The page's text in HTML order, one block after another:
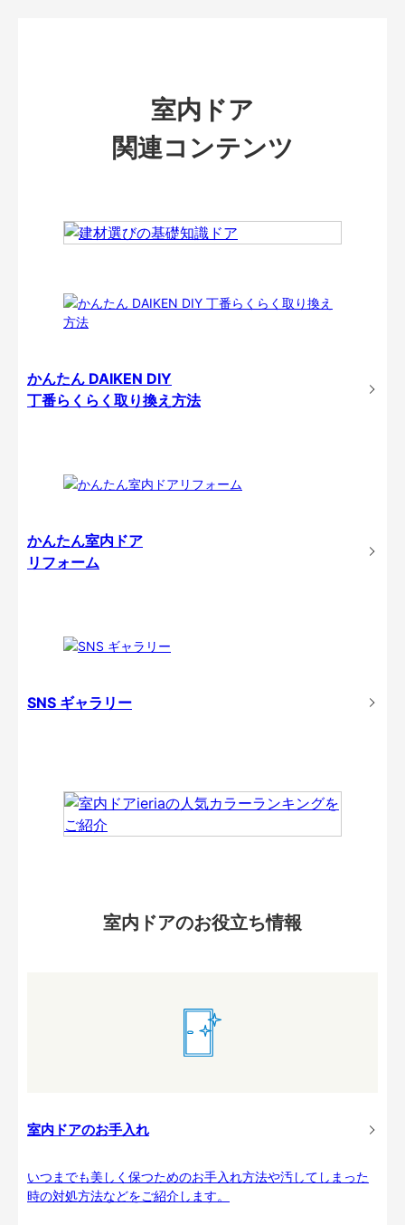
室内ドア
関連コンテンツ
かんたん DAIKEN DIY
丁番らくらく取り換え方法
かんたん室内ドア
リフォーム
SNS ギャラリー
室内ドアのお役立ち情報
室内ドアのお手入れ
いつまでも美しく保つためのお手入れ方法や汚してしまった
時の対処方法などをご紹介します。